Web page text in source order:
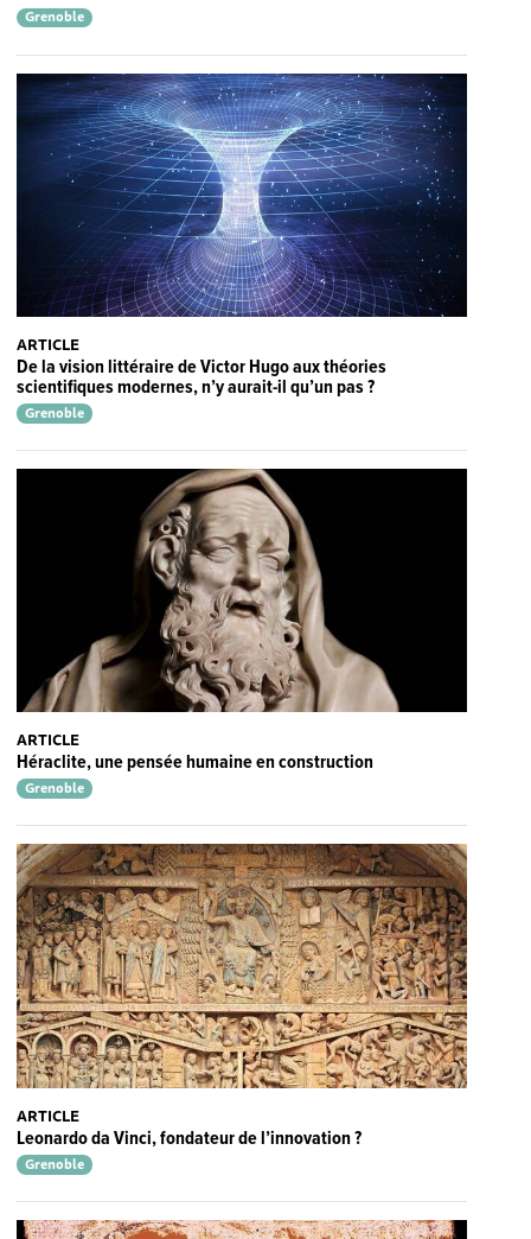
Grenoble
ARTICLE
De la vision littéraire de Victor Hugo aux théories
scientifiques modernes, n’y aurait-il qu’un pas ?
Grenoble
ARTICLE
Héraclite, une pensée humaine en construction
Grenoble
ARTICLE
Leonardo da Vinci, fondateur de l’innovation ?
Grenoble